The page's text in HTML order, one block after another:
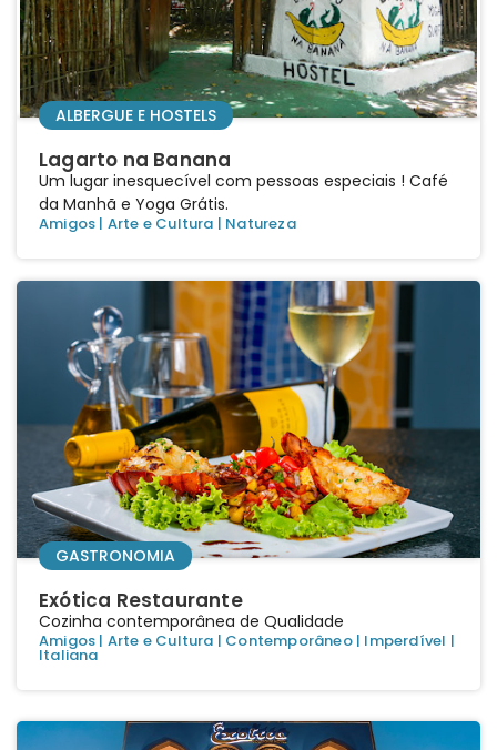
ALBERGUE E HOSTELS
Lagarto na Banana
Um lugar inesquecível com pessoas especiais ! Café
da Manhã e Yoga Grátis.
Amigos | Arte e Cultura | Natureza
GASTRONOMIA
Exótica Restaurante
Cozinha contemporânea de Qualidade
Amigos | Arte e Cultura | Contemporâneo| Imperdível |
Italiana